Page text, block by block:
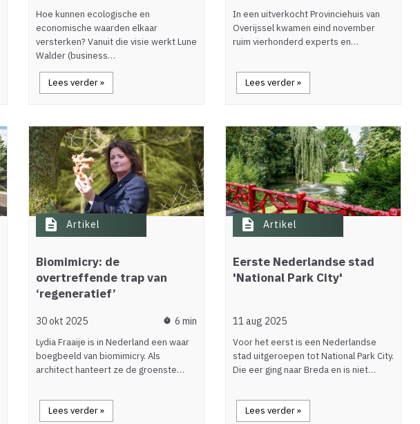
Hoe kunnen ecologische en
economische waarden elkaar
versterken? Vanuit die visie werkt Lune
Walder (business…
Lees verder »
In een uitverkocht Provinciehuis van
Overijssel kwamen eind november
ruim vierhonderd experts en…
Lees verder »
description Artikel
Biomimicry: de
overtreffende trap van
‘regeneratief’
30 okt 2025 timer 6 min
Lydia Fraaije is in Nederland een waar
boegbeeld van biomimicry. Als
architect hanteert ze de groenste…
Lees verder »
description Artikel
Eerste Nederlandse stad
'National Park City'
11 aug 2025
Voor het eerst is een Nederlandse
stad uitgeroepen tot National Park City.
Die eer ging naar Breda en is niet…
Lees verder »